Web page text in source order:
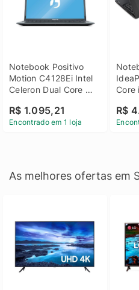
Notebook Positivo
Motion C4128Ei Intel
Celeron Dual Core
Linux 14 - 3002181
R$ 1.095,21
Encontrado em 1 loja
Core
GTX
FHD
R$
As melhores ofertas em